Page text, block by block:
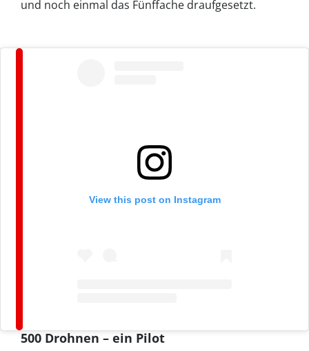
und noch einmal das Fünffache draufgesetzt.
View this post on Instagram
500 Drohnen – ein Pilot